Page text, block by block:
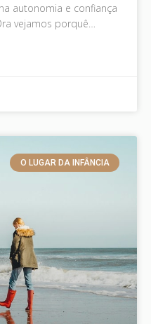
autonomia e confiança
vejamos porquê…
O LUGAR DA INFÂNCIA